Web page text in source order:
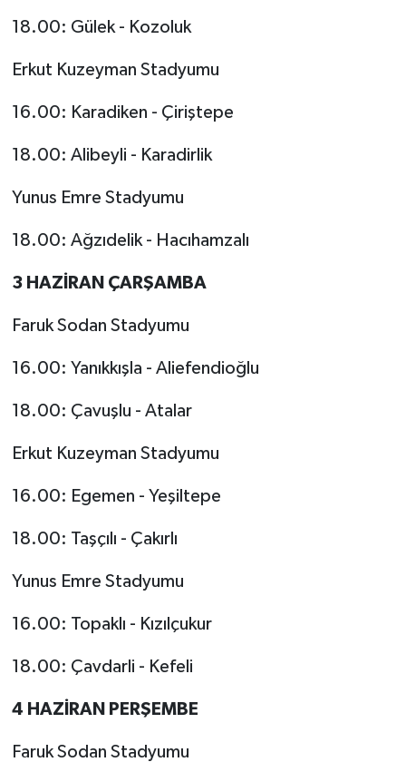
18.00: Gülek - Kozoluk
Erkut Kuzeyman Stadyumu
16.00: Karadiken - Çiriştepe
18.00: Alibeyli - Karadirlik
Yunus Emre Stadyumu
18.00: Ağzıdelik - Hacıhamzalı
3 HAZİRAN ÇARŞAMBA
Faruk Sodan Stadyumu
16.00: Yanıkkışla - Aliefendioğlu
18.00: Çavuşlu - Atalar
Erkut Kuzeyman Stadyumu
16.00: Egemen - Yeşiltepe
18.00: Taşçılı - Çakırlı
Yunus Emre Stadyumu
16.00: Topaklı - Kızılçukur
18.00: Çavdarli - Kefeli
4 HAZİRAN PERŞEMBE
Faruk Sodan Stadyumu